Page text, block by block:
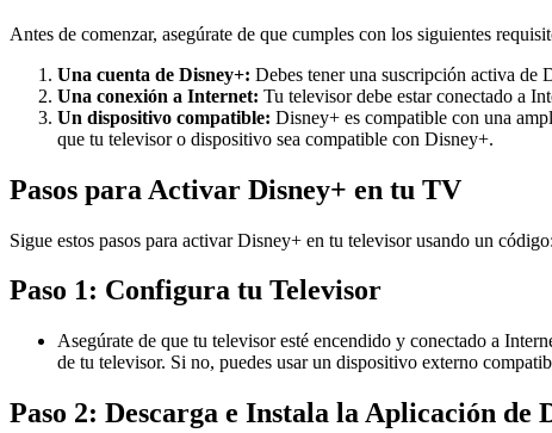
Antes de comenzar, asegúrate de que cumples con los siguientes
Una cuenta de Disney+: Debes tener una suscripción activa de
Una conexión a Internet: Tu televisor debe estar conectado a
Un dispositivo compatible: Disney+ es compatible con una
que tu televisor o dispositivo sea compatible con Disney+.
Pasos para Activar Disney+ en tu TV
Sigue estos pasos para activar Disney+ en tu televisor usando un código:
Paso 1: Configura tu Televisor
Asegúrate de que tu televisor esté encendido y conectado a
de tu televisor. Si no, puedes usar un dispositivo externo
Paso 2: Descarga e Instala la Aplicación de